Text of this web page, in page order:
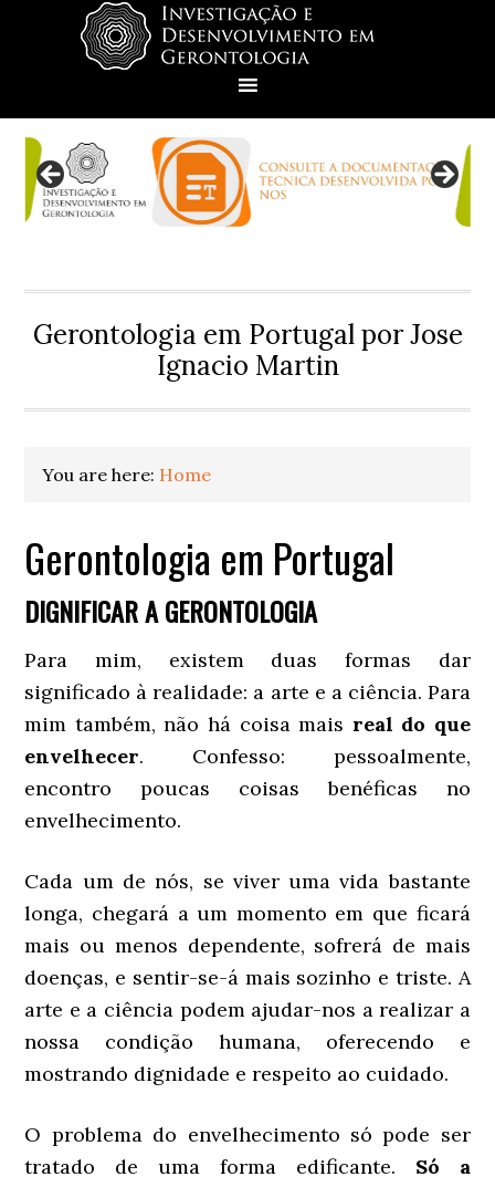
Gerontologia em Portugal por Jose
Ignacio Martin
You are here: Home
Gerontologia em Portugal
DIGNIFICAR A GERONTOLOGIA
Para mim, existem duas formas dar
significado à realidade: a arte e a ciência. Para
mim também, não há coisa mais real do que
envelhecer. Confesso: pessoalmente,
encontro poucas coisas benéficas no
envelhecimento.
Cada um de nós, se viver uma vida bastante
longa, chegará a um momento em que ficará
mais ou menos dependente, sofrerá de mais
doenças, e sentir-se-á mais sozinho e triste. A
arte e a ciência podem ajudar-nos a realizar a
nossa condição humana, oferecendo e
mostrando dignidade e respeito ao cuidado.
O problema do envelhecimento só pode ser
tratado de uma forma edificante. Só a